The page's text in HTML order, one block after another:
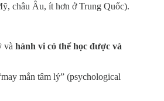
châu Âu, ít hơn ở Trung Quốc).
và hành vi có thể học được và
mắn tâm lý” (psychological